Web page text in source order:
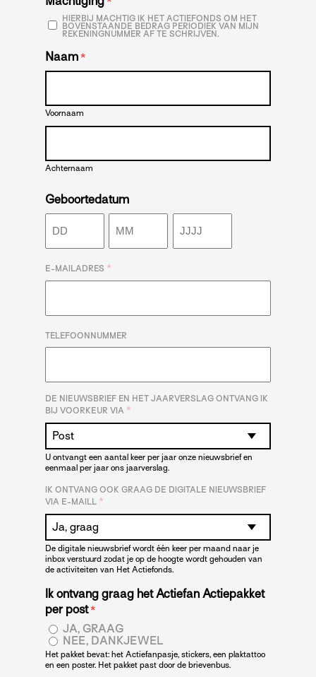
HIERBIJ MACHTIG IK HET ACTIEFONDS OM HET
BOVENSTAANDE BEDRAG PERIODIEK VAN MIJN
REKENINGNUMMER AF TE SCHRIJVEN.
Naam *
Voornaam
Achternaam
Geboortedatum
Dag Maand Jaar
E-MAILADRES *
TELEFOONNUMMER
DE NIEUWSBRIEF EN HET JAARVERSLAG ONTVANG IK
BIJ VOORKEUR VIA *
U ontvangt een aantal keer per jaar onze nieuwsbrief en
eenmaal per jaar ons jaarverslag.
IK ONTVANG OOK GRAAG DE DIGITALE NIEUWSBRIEF
VIA E-MAILL *
De digitale nieuwsbrief wordt één keer per maand naar je
inbox verstuurd zodat je op de hoogte wordt gehouden van
de activiteiten van Het Actiefonds.
Ik ontvang graag het Actiefan Actiepakket
per post *
JA, GRAAG
NEE, DANKJEWEL
Het pakket bevat: het Actiefanpasje, stickers, een plaktattoo
en een poster. Het pakket past door de brievenbus.